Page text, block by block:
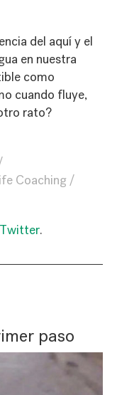
del aquí y el
en nuestra
como
cuando fluye,
rato?
Coaching
Twitter.
paso